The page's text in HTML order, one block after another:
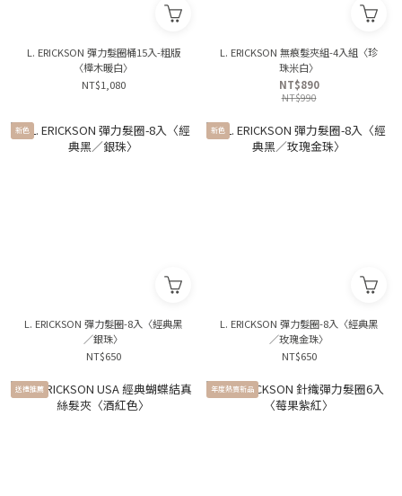
L. ERICKSON 彈力髮圈桶15入-粗版
〈樺木暖白〉
NT$1,080
L. ERICKSON 無痕髮夾組-4入組〈珍
珠米白〉
NT$890
NT$990
新色
L. ERICKSON 彈力髮圈-8入〈經典黑
／銀珠〉
NT$650
新色
L. ERICKSON 彈力髮圈-8入〈經典黑
／玫瑰金珠〉
NT$650
送禮推薦 年度熱賣新品